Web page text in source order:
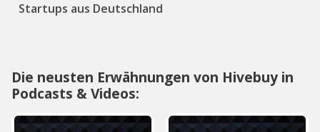
Startups aus Deutschland
Die neusten Erwähnungen von Hivebuy in
Podcasts & Videos: